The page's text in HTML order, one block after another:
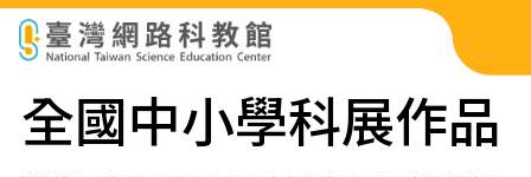
科展作品檢索
全國中小學科展作品